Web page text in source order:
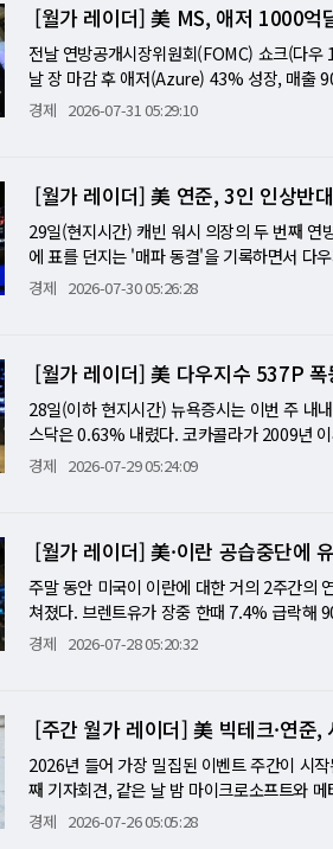
두고 2% 상승으로 거래를 마쳤다. 유가 하
안 +4%)도 강세를 보였다. 트럼프 대통령은
고 불쾌감을 표시했다. [미니 해설] AI 자본
가까이 빠진 XLK 기술 ETF가 8월 첫 날 하
압축적으로 보여준다. AI 자본지출이 과열이
트 캐피털 매니지먼트의 포트폴리오 매니저
을 내고 있다는 것을 가격에 반영하고 있다
에 크게 떨어졌지만 그 기간 내내 근본적인
고 있으며 그 격차는 좁혀지지 않고 있다는
마이크로소프트, 알파벳이 잇따라 높은 AI
동 불안이 심화될 것이라는 공포가 해소된
갈 길이 더 남아 있다는 점에서 열정에 제동
지난주 공급 부족에 따른 약한 가이던스가
옥석 가리기가 동반되고 있음을 보여준다.
의 737 MAX 7 FAA 형식 증명이고, 다른 하
표'의 극단 경고다. 보잉의 737 MAX 7 인증
계 수정, 규제 심사를 통과한 결과다. 원래
잉에게 단순한 제품 출시 이상의 의미다. 사
수 있게 됐고, 이는 민간 항공기 수요 회복
버핏이 '밸류에이션을 판단하는 최고의 단
으로 평균보다 낮은 미래 수익률을 보여줄
지금의 강세 이후 사상 최고치와 함께 이 지
낮추라는 경고다. 트럼프 대통령이 엑슨모빌
쟁이 낳은 에너지 가격 급등에 따른 부의 집
억원으로 6월 기준 역대 최대를 기록했다. [
컬처가 국내 온라인 유통시장을 넘어 해외
른바 역직구 거래액은 1조2천억원을 넘어서
환율과 소비 둔화 영향으로 14분기 만에 감
분기 온라인 해외 직접판매액은 1조2032억
록했다. 지난해 같은 기간과 비교하면 화장
'기타'로 분류되는 아이돌 굿즈와 팬 상품 판
로는 미국 판매액이 56.8% 급증하며 가장
시장인 미국에서 K-뷰티와 K-팝 관련 상품
면세점과 온라인몰을 통해 화장품을 대량 구
이 화장품과 패션, 식품 구매로 이어지는 구
결제 산업까지 연결되는 수출 생태계로 확장
자의 해외 직접구매액은 2조1166억원으로
이후 14분기 만이다. 감소율도 2014년 관련
미국은 6.6%, 아세안은 33.3% 줄었다. 엔화
구가 늘고 해외직구가 줄면서 온라인 무역
국내 온라인쇼핑 시장도 높은 성장세를 이어
7% 증가했다. 6월 기준으로는 역대 최대 규
같은 달보다 144.4% 급증했다. 삼성전자 할
래액도 56.8% 급증했다. 온라인 판매 비중
앞두고 구매가 집중된 영향도 일부 반영됐
자동차 같은 고가 내구재로 이동하고 있음을
면서 온라인 플랫폼이 새로운 수출 통로로
제와 배송, 반품 체계 개선이 필요하다. 특정
[월가 레이더] 美 MS, 애저 1000
전날 연방공개시장위원회(FOMC) 쇼크(다
날 장 마감 후 애저(Azure) 43% 성장, 매출
이상 폭등했다. 나스닥은 6월 이후 최대 상
로 예상(4.24달러)보다 32% 높았다. 클라
파일럿 유료 좌석은 3000만석 이상으로 집
보다 낮게 제시돼 추가 안도감을 줬다. 페이
기다. 한 기업은 막대한 투자를 하면서도 이
는 정반대였다. 2분기 매출이 608억달러
러에서 130억달러로 올려 130~145억달러
인소비지출(PCE)은 3.3%로 예상(3.4%)을
표 모두 중요한 데이터지만, 마이크로소프
어닝을 발표한다. 5.04% 급등하며 앞서 움
어서다. ARM홀딩스, 퀄컴도 오늘 밤 함께 발
익성 증명…B2B 클라우드가 메타 갈랐다 한
그 이유는 단순하다. 애저 성장이 가속됐고,
했던 세 가지 조건이 동시에 충족됐다. 알
본지출이 늘었는데 FCF는 줄었다." 마이크
애저가 1000억달러를 첫 돌파한 것이 이 논
지출이 워낙 커서 FCF가 91% 붕괴했다. 반
"매출 가시성이 높은 B2B 클라우드 계약"으
다. 美 GDP 1.5%·PCE 3.3% 둔화…연준
PCE가 3.3%로 예상(3.4%)을 밑돈 것은 전
경제 2026-07-31 05:29:10
[월가 레이더] 美 연준, 3인 인상
29일(현지시간) 캐빈 워시 의장의 두 번째
에 표를 던지는 '매파 동결'을 기록하면서 다
되면서 유가도 다시 올랐고, SK하이닉스의
상'을 가할 가능성에 대해 30%의 확률이 반
게 시사했다"고 분석했다. 미국-사우디 연합
란이 요르단을 향해 미사일을 발사해 요르단
하이닉스는 2분기 분기 순이익이 사상 최대
국주식예탁증서)이 10% 급락했다. 아카디
날 마이크로소프트는 장 중 400.91달러로
비 22.63% 하락 상태로, 매그니피센트7 중
버티고 있었다. 스탠더드앤드푸어스
그쳤다. 러셀2000은 0.20% 올랐다. 그러나
국채 금리는 오후 장에서 연중 최고 근방으
심 변수다. 메타는 광고 AI가 실제로 ROAS(
두 기업이 알파벳(-7%)·테슬라(-14%)의 역
적 충격인지 추세 전환인지를 결정한다. [미
MC에서 반대표가 나오는 것 자체는 드문
제에서 처음이었다. 이것이 시장에 전달한
경제 2026-07-30 05:26:28
[월가 레이더] 美 다우지수 537P
28일(이하 현지시간) 뉴욕증시는 이번 주 내
스닥은 0.63% 내렸다. 코카콜라가 2009년
만, 반도체는 4일 연속 급락하며 AI 공급망
승했다. 비자는 클라우드·AI 재편을 이유로
이닉스의 나스닥 상장 후 첫 미국 어닝이 발
렸다. 반도체 ETF(SMH)가 3% 이상 추가
tion)'이 중국 기업이 침수 심자외선(DUV)
ASML은 DUV 장비 분야에서 사실상 독점적
3% 이상 급락해 코스피가 큰 폭으로 내렸
접 반영됐다. 아카디안 에셋 매니지먼트의
확실성을 보여준다"며 "투자자들은 여전히
테크 내부에서 소프트웨어 종목들은 반등
제한했다. 유가는 이란과 사우디·오만이 호
경제 2026-07-29 05:24:09
[월가 레이더] 美·이란 공습중단에
주말 동안 미국이 이란에 대한 거의 2주간의
쳐졌다. 브렌트유가 장중 한때 7.4% 급락해
장세가 연출됐다. 달러는 약세를 보였다. 다
2.5%), 엑손모빌(-2.5%), 코노코필립스(-
다. 유럽에서도 토탈에너지(-4.5%), BP(-
래돼 6월 12일 상장 직후 기록한 사상 최고
일 연속 마감했다. 지난 12거래일 중 10번째
조정을 이끌었다. 일론 머스크는 소셜미디어
경제 2026-07-28 05:20:32
[주간 월가 레이더] 美 빅테크·연
2026년 들어 가장 밀집된 이벤트 주간이 시
째 기자회견, 같은 날 밤 마이크로소프트와
아마존 실적이 나흘 안에 모두 쏟아진다.
경제 2026-07-26 05:05:28